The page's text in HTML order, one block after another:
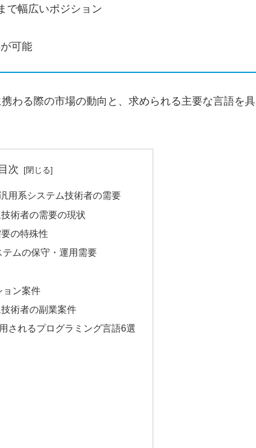
で幅広いポジション
可能
わる際の市場の動向と、求められる主要な言語を具
次
用系システム技術者の需要
術者の需要の現状
の特殊性
テムの保守・運用需要
ョン案件
術者の副業案件
されるプログラミング言語6選